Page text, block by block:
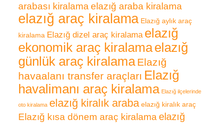
arabası kiralama elazığ araba kiralama
elazığ araç kiralama Elazığ aylık araç
kiralama Elazığ dizel araç kiralama elazığ
ekonomik araç kiralamaelazığ
günlük araç kiralama Elazığ
havaalanı transfer araçları Elazığ
havalimanı araç kiralama Elazığ ilçelerinde
oto kiralama elazığ kiralık araba elazığ kiralık araç
Elazığ kısa dönem araç kiralama elazığ